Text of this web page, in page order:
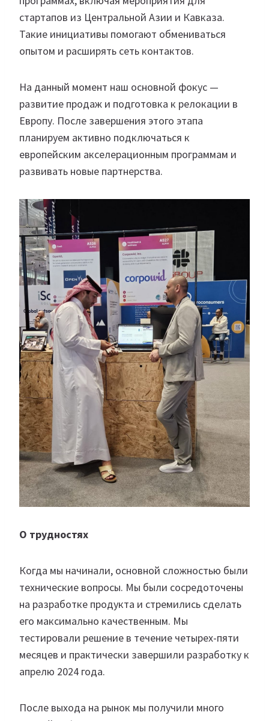
стартапов из Центральной Азии и Кавказа.
Такие инициативы помогают обмениваться
опытом и расширять сеть контактов.
На данный момент наш основной фокус —
развитие продаж и подготовка к релокации в
Европу. После завершения этого этапа
планируем активно подключаться к
европейским акселерационным программам и
развивать новые партнерства.
О трудностях
Когда мы начинали, основной сложностью были
технические вопросы. Мы были сосредоточены
на разработке продукта и стремились сделать
его максимально качественным. Мы
тестировали решение в течение четырех-пяти
месяцев и практически завершили разработку к
апрелю 2024 года.
После выхода на рынок мы получили много